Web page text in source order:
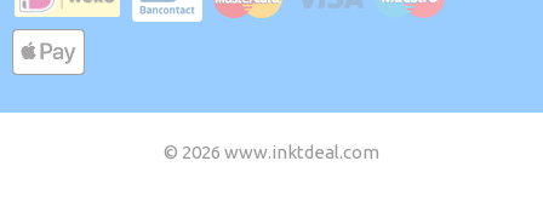
© 2026 www.inktdeal.com